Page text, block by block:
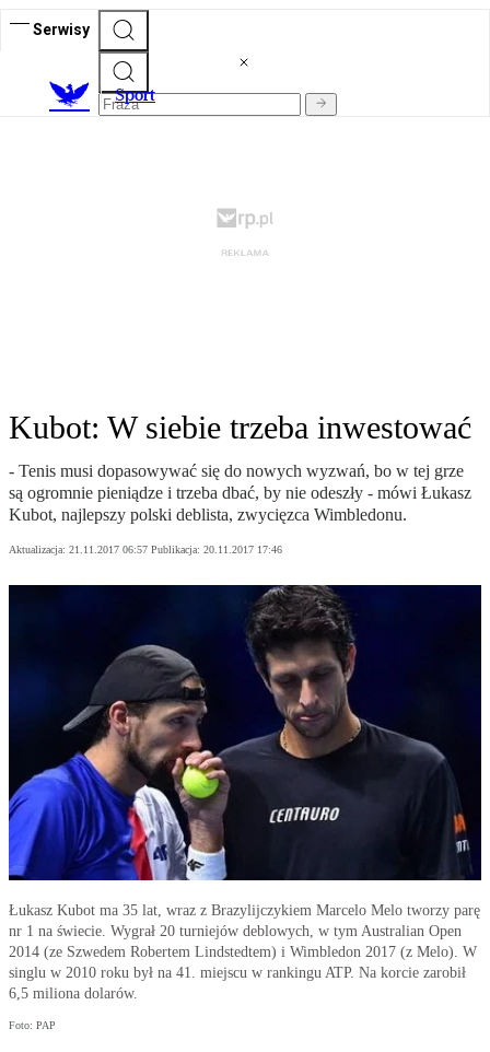
Serwisy
Sport
Kubot: W siebie trzeba inwestować
- Tenis musi dopasowywać się do nowych wyzwań, bo w tej grze
są ogromnie pieniądze i trzeba dbać, by nie odeszły - mówi Łukasz
Kubot, najlepszy polski deblista, zwycięzca Wimbledonu.
Aktualizacja: 21.11.2017 06:57 Publikacja: 20.11.2017 17:46
Łukasz Kubot ma 35 lat, wraz z Brazylijczykiem Marcelo Melo tworzy parę
nr 1 na świecie. Wygrał 20 turniejów deblowych, w tym Australian Open
2014 (ze Szwedem Robertem Lindstedtem) i Wimbledon 2017 (z Melo). W
singlu w 2010 roku był na 41. miejscu w rankingu ATP. Na korcie zarobił
6,5 miliona dolarów.
Foto: PAP